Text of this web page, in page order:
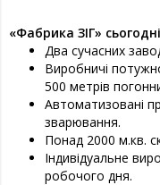
«Фабрика ЗІГ»
Два сучасних
Виробничі
500 метрів
Автоматизовані
зварювання.
Понад 2000 м.кв.
Індивідуальне
робочого дня.